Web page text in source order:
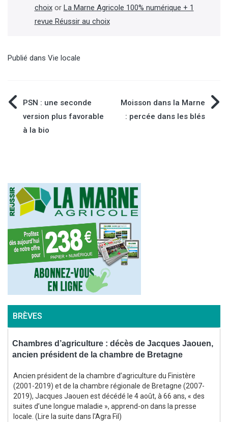
choixor La Marne Agricole 100% numérique + 1
revue Réussir au choix
Publié dans Vie locale
Navigation
de
PSN : une seconde
version plus favorable
à la bio
Moisson dans la Marne
: percée dans les blés
BRÈVES
Chambres d’agriculture : décès de Jacques Jaouen,
ancien président de la chambre de Bretagne
Ancien président de la chambre d’agriculture du Finistère
(2001-2019) et de la chambre régionale de Bretagne (2007-
2019), Jacques Jaouen est décédé le 4 août, à 66 ans, « des
suites d’une longue maladie », apprend-on dans la presse
locale. (Lire la suite dans l'Agra Fil)